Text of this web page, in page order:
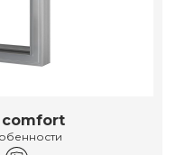
comfort